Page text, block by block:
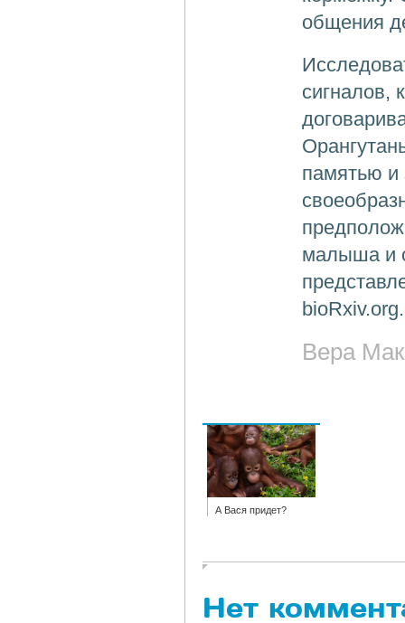
общения
сигналов,
памятью и
малыша и
bioRxiv.org.
Вера
А Вася придет?
Нет